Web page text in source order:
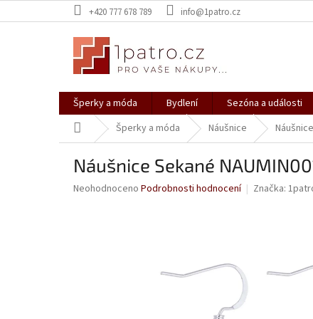
na
+420 777 678 789 info@1patro.cz
Šperky a móda Bydlení Sezóna a události
Domů Šperky a móda Náušnice
Náušnice Sekané
Průměrné
Neohodnoceno Podrobnosti hodnocení Značka: